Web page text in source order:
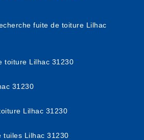
fuite de toiture Lilhac
toiture Lilhac 31230
31230
Lilhac 31230
tuiles Lilhac 31230